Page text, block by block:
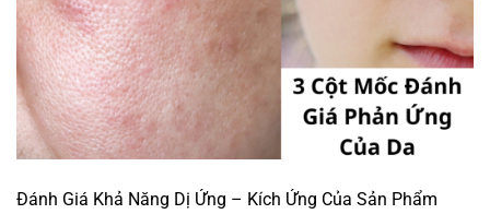
Đánh Giá Khả Năng Dị Ứng – Kích Ứng Của Sản Phẩm